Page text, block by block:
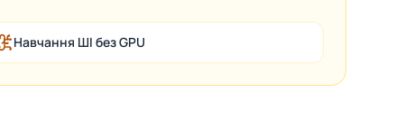
Навчання ШІ без GPU